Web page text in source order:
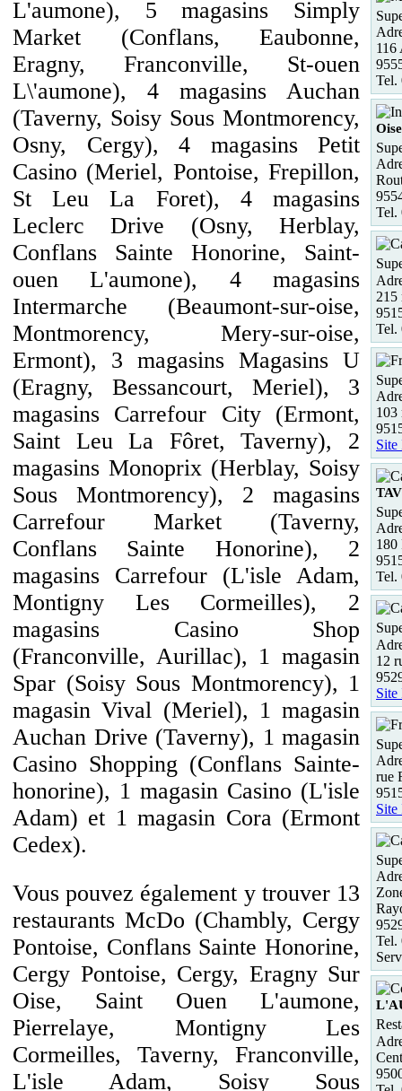
L'aumone), 5 magasins Simply
Market (Conflans, Eaubonne,
Eragny, Franconville, St-ouen
L\'aumone), 4 magasins Auchan
(Taverny, Soisy Sous Montmorency,
Osny, Cergy), 4 magasins Petit
Casino (Meriel, Pontoise, Frepillon,
St Leu La Foret), 4 magasins
Leclerc Drive (Osny, Herblay,
Conflans Sainte Honorine, Saint-
ouen L'aumone), 4 magasins
Intermarche (Beaumont-sur-oise,
Montmorency, Mery-sur-oise,
Ermont), 3 magasins Magasins U
(Eragny, Bessancourt, Meriel), 3
magasins Carrefour City (Ermont,
Saint Leu La Fôret, Taverny), 2
magasins Monoprix (Herblay, Soisy
Sous Montmorency), 2 magasins
Carrefour Market (Taverny,
Conflans Sainte Honorine), 2
magasins Carrefour (L'isle Adam,
Montigny Les Cormeilles), 2
magasins Casino Shop
(Franconville, Aurillac), 1 magasin
Spar (Soisy Sous Montmorency), 1
magasin Vival (Meriel), 1 magasin
Auchan Drive (Taverny), 1 magasin
Casino Shopping (Conflans Sainte-
honorine), 1 magasin Casino (L'isle
Adam) et 1 magasin Cora (Ermont
Cedex).
Vous pouvez également y trouver 13
restaurants McDo (Chambly, Cergy
Pontoise, Conflans Sainte Honorine,
Cergy Pontoise, Cergy, Eragny Sur
Oise, Saint Ouen L'aumone,
Pierrelaye, Montigny Les
Cormeilles, Taverny, Franconville,
L'isle Adam, Soisy Sous
116
Tel.
Oise
Tel.
215
Tel.
103
Site
Tel.
12
Site
rue
Site
Tel.